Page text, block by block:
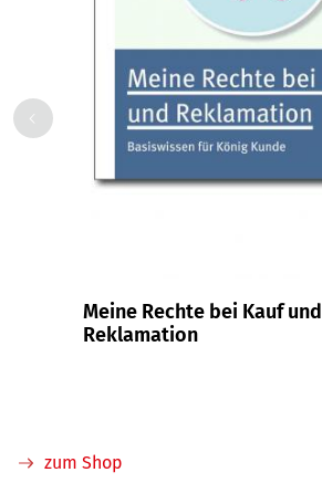
Meine Rechte bei Kauf und
Reklamation
zum Shop